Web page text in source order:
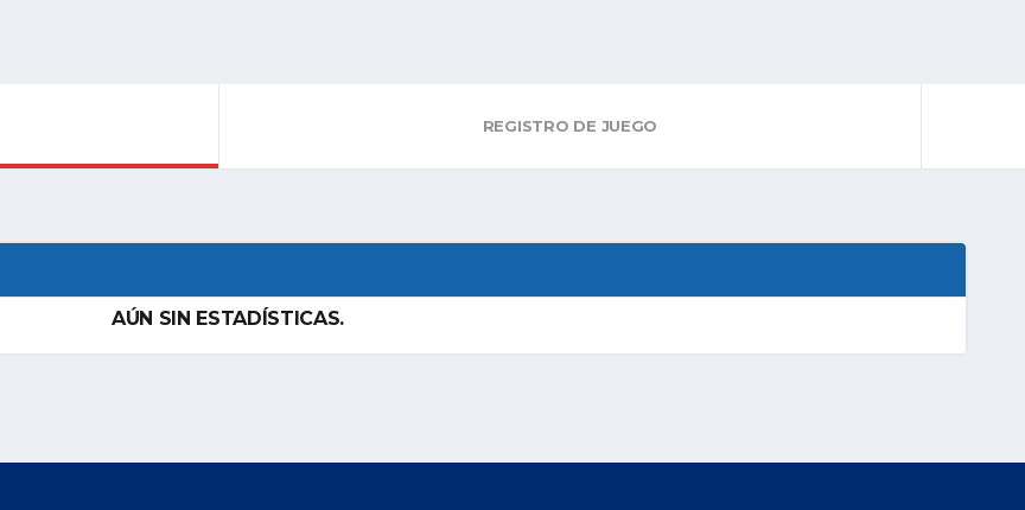
REGISTRO DE JUEGO
AÚN SIN ESTADÍSTICAS.